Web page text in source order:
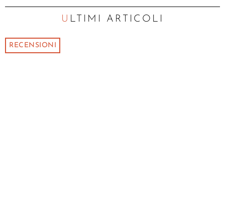
ULTIMI ARTICOLI
RECENSIONI